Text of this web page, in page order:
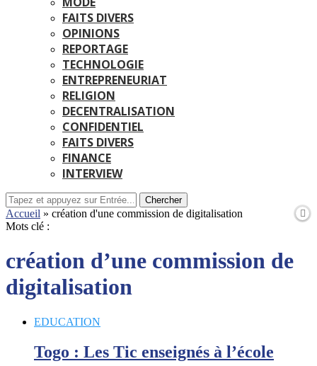
FAITS DIVERS
OPINIONS
REPORTAGE
TECHNOLOGIE
ENTREPRENEURIAT
RELIGION
DECENTRALISATION
CONFIDENTIEL
FAITS DIVERS
FINANCE
INTERVIEW
Chercher
Accueil » création d'une commission de digitalisation
Mots clé :
création d’une commission de
digitalisation
EDUCATION
Togo : Les Tic enseignés à l’école